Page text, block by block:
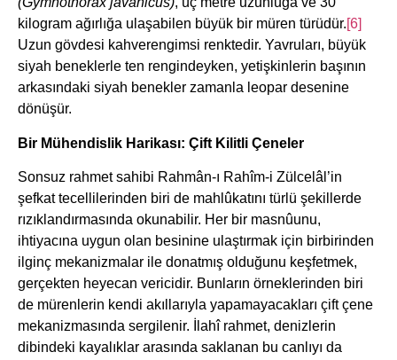
kilogram ağırlığa ulaşabilen büyük bir müren türüdür. [6]
Uzun gövdesi kahverengimsi renktedir. Yavruları, büyük
siyah beneklerle ten rengindeyken, yetişkinlerin başının
arkasındaki siyah benekler zamanla leopar desenine
dönüşür.
Bir Mühendislik Harikası: Çift Kilitli Çeneler
Sonsuz rahmet sahibi Rahmân-ı Rahîm-i Zülcelâl’in
şefkat tecellilerinden biri de mahlûkatını türlü şekillerde
rızıklandırmasında okunabilir. Her bir masnûunu,
ihtiyacına uygun olan besinine ulaştırmak için birbirinden
ilginç mekanizmalar ile donatmış olduğunu keşfetmek,
gerçekten heyecan vericidir. Bunların örneklerinden biri
de mürenlerin kendi akıllarıyla yapamayacakları çift çene
mekanizmasında sergilenir. İlahî rahmet, denizlerin
dibindeki kayalıklar arasında saklanan bu canlıyı da